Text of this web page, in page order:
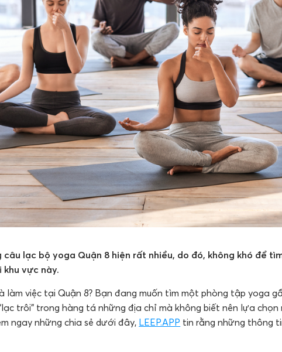
câu lạc bộ yoga Quận 8 hiện rất nhiều, do đó, không khó để
vực này.
làm việc tại Quận 8? Bạn đang muốn tìm một phòng tập yoga
trôi” trong hàng tá những địa chỉ mà không biết nên lựa chọn
ngay những chia sẻ dưới đây, LEEP.APP tin rằng những thông